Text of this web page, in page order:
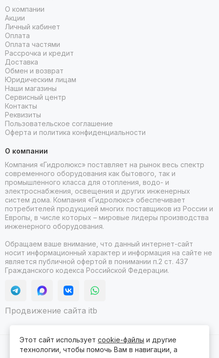
О компании
Акции
Личный кабинет
Оплата
Оплата частями
Рассрочка и кредит
Доставка
Обмен и возврат
Юридическим лицам
Наши магазины
Сервисный центр
Контакты
Реквизиты
Пользовательское соглашение
Оферта и политика конфиденциальности
О компании
Компания «Гидролюкс» поставляет на рынок весь спектр
современного оборудования как бытового, так и
промышленного класса для отопления, водо- и
электроснабжения, освещения и других инженерных
систем дома. Компания «Гидролюкс» обеспечивает
потребителей продукцией многих поставщиков из России и
Европы, в числе которых – мировые лидеры производства
инженерного оборудования.
Обращаем ваше внимание, что данный интернет-сайт
носит информационный характер и информация на сайте не
является публичной офертой в понимании п.2 ст. 437
Гражданского кодекса Российской Федерации.
Продвижение сайта itb
2026 © Гидролюкс.Карта сайта
Этот сайт использует cookie-файлы и другие
технологии, чтобы помочь Вам в навигации, а